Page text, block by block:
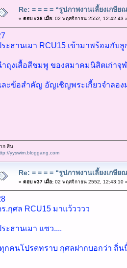
Re: = = = = “รูปภาพงานเลี้ยงเกษี
« ตอบ #36 เมื่อ:02 พฤศจิกายน 2552, 12:42:43
ะธานเมา RCU15 เข้ามาพร้อมกับลู
ำถุงเสื้อสีชมพู ของสมาคมนิสิตเก่าจุ
ละข้อสำคัญ อัญเชิญพระเกี้ยวจำลอง
ก สิน
yyswim.bloggang.com
Re: = = = = “รูปภาพงานเลี้ยงเกษี
« ตอบ #37 เมื่อ:02 พฤศจิกายน 2552, 12:43:10
ร.กุศล RCU15 มาแว้วววว
ะธานเมา แซว....
กคนโปรดทราบ กุศลฝากบอกว่า ถิ่